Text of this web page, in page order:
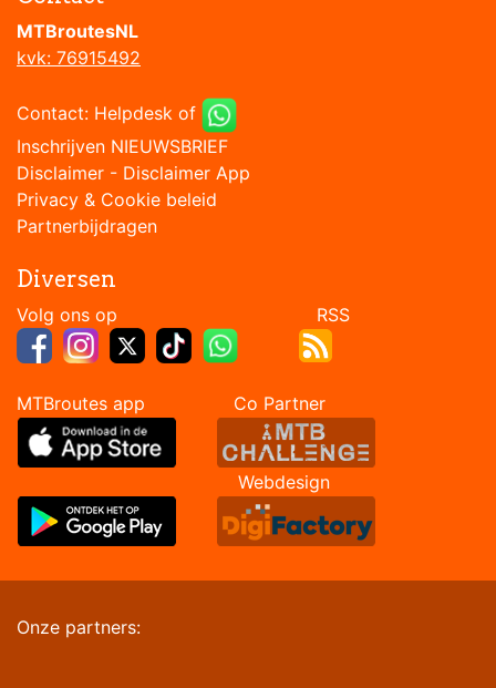
MTBroutesNL
kvk: 76915492
Contact: Helpdesk of
Inschrijven NIEUWSBRIEF
Disclaimer - Disclaimer App
Privacy & Cookie beleid
Partnerbijdragen
Diversen
Volg ons op RSS
MTBroutes app Co Partner
Webdesign
Onze partners: